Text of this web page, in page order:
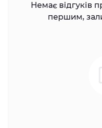
Немає відгуків
першим,